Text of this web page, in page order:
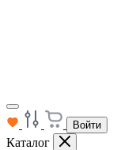
Войти
Каталог